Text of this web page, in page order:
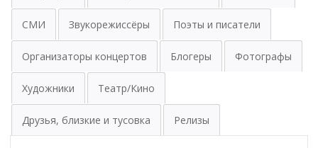
СМИ Звукорежиссёры Поэты и писатели
Организаторы концертов Блогеры Фотографы
Художники Театр/Кино
Друзья, близкие и тусовка Релизы